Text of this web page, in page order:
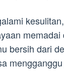
memadai
bersih dari